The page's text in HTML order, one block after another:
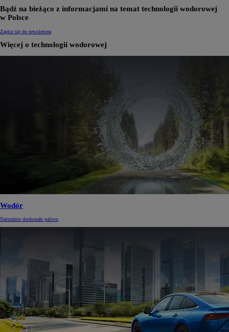
Bądź na bieżąco z informacjami na temat technologii wodorowej
w Polsce
Zapisz się do newslettera
Więcej o technologii wodorowej
Wodór
Naturalnie doskonałe paliwo